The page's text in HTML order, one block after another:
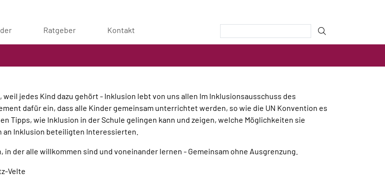
Ratgeber Kontakt
jedes Kind dazu gehört - Inklusion lebt von uns allen Im Inklusionsausschuss des
dafür ein, dass alle Kinder gemeinsam unterrichtet werden, so wie die UN Konvention es
Tipps, wie Inklusion in der Schule gelingen kann und zeigen, welche Möglichkeiten sie
an Inklusion beteiligten Interessierten.
der alle willkommen sind und voneinander lernen - Gemeinsam ohne Ausgrenzung.
Velte